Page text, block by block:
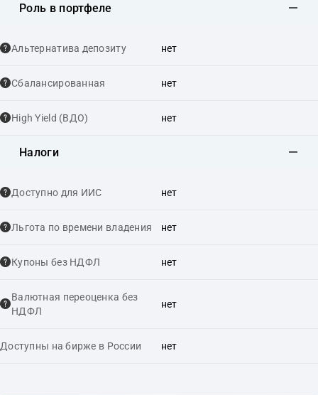
Роль в портфеле
Альтернатива депозиту нет
Сбалансированная нет
High Yield (ВДО) нет
Налоги
Доступно для ИИС нет
Льгота по времени владения нет
Купоны без НДФЛ нет
Валютная переоценка без
НДФЛ
нет
Доступны на бирже в России нет